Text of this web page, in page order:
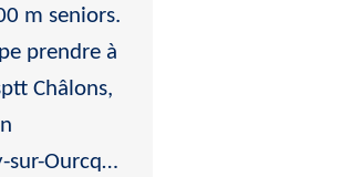
m seniors.
prendre à
Châlons,
sur-Ourcq…